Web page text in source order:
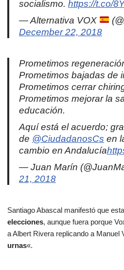
socialismo. https://t.co/
— Alternativa VOX
December 22, 2018
Prometimos
Prometimos bajadas de
Prometimos cerrar
Prometimos mejorar la
educación.
Aquí está el acuerdo;
de @CiudadanosCs en
cambio en Andalucía
— Juan Marín
21, 2018
Santiago Abascal manifestó que
elecciones, aunque fuera porque
a Albert Rivera replicando a Manuel
urnas«.